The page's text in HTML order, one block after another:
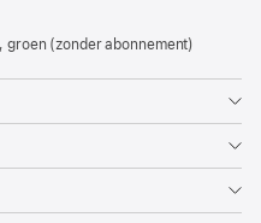
groen (zonder abonnement)